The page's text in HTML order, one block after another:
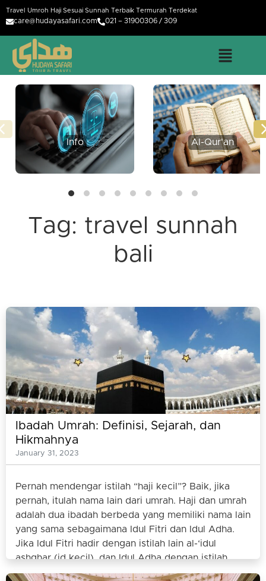
Travel Umroh Haji Sesuai Sunnah Terbaik Termurah Terdekat
care@hudayasafari.com 021 – 31900306 / 309
Info Al-Qur'an
Tag: travel sunnah
bali
Ibadah Umrah: Definisi, Sejarah, dan
Hikmahnya
January 31, 2023
Pernah mendengar istilah “haji kecil”? Baik, jika
pernah, itulah nama lain dari umrah. Haji dan umrah
adalah dua ibadah berbeda yang memiliki nama lain
yang sama sebagaimana Idul Fitri dan Idul Adha.
Jika Idul Fitri hadir dengan istilah lain al-‘idul
ashghar (id kecil), dan Idul Adha dengan istilah
al-‘idul akbar (id besar), maka ibadah haji pun